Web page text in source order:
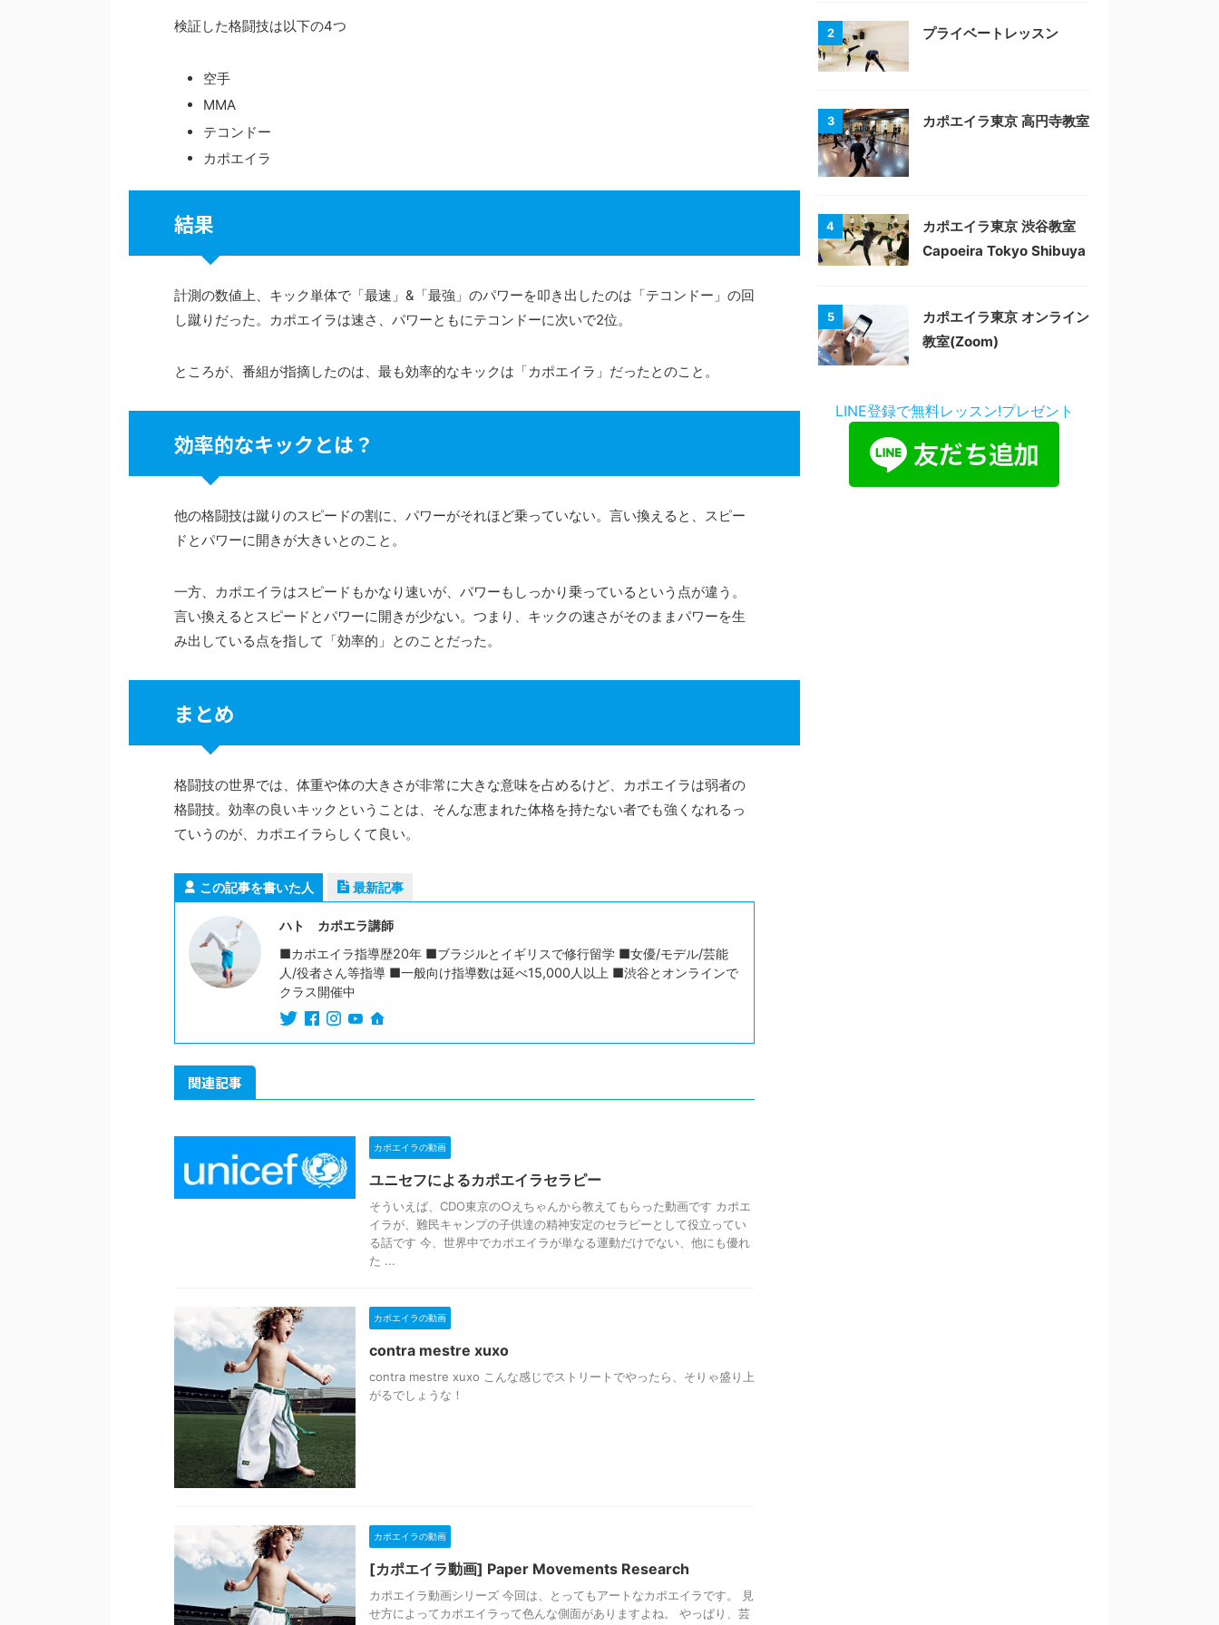
検証した格闘技は以下の4つ
空手
MMA
テコンドー
カポエイラ
結果
計測の数値上、キック単体で「最速」&「最強」のパワーを叩き出したのは「テコンドー」の回
し蹴りだった。カポエイラは速さ、パワーともにテコンドーに次いで2位。
ところが、番組が指摘したのは、最も効率的なキックは「カポエイラ」だったとのこと。
効率的なキックとは？
他の格闘技は蹴りのスピードの割に、パワーがそれほど乗っていない。言い換えると、スピー
ドとパワーに開きが大きいとのこと。
一方、カポエイラはスピードもかなり速いが、パワーもしっかり乗っているという点が違う。
言い換えるとスピードとパワーに開きが少ない。つまり、キックの速さがそのままパワーを生
み出している点を指して「効率的」とのことだった。
まとめ
格闘技の世界では、体重や体の大きさが非常に大きな意味を占めるけど、カポエイラは弱者の
格闘技。効率の良いキックということは、そんな恵まれた体格を持たない者でも強くなれるっ
ていうのが、カポエイラらしくて良い。
この記事を書いた人 最新記事
ハト カポエラ講師
■カポエイラ指導歴20年 ■ブラジルとイギリスで修行留学 ■女優/モデル/芸能
人/役者さん等指導 ■一般向け指導数は延べ15,000人以上 ■渋谷とオンラインで
クラス開催中
関連記事
カポエイラの動画
ユニセフによるカポエイラセラピー
そういえば、CDO東京の○えちゃんから教えてもらった動画です カポエ
イラが、難民キャンプの子供達の精神安定のセラピーとして役立ってい
る話です 今、世界中でカポエイラが単なる運動だけでない、他にも優れ
た ...
カポエイラの動画
contra mestre xuxo
contra mestre xuxo こんな感じでストリートでやったら、そりゃ盛り上
がるでしょうな！
カポエイラの動画
[カポエイラ動画] Paper Movements Research
カポエイラ動画シリーズ 今回は、とってもアートなカポエイラです。 見
せ方によってカポエイラって色んな側面がありますよね。 やっぱり、芸
2 プライベートレッスン
3 カポエイラ東京 高円寺教室
4
カポエイラ東京 渋谷教室
Capoeira Tokyo Shibuya
5
カポエイラ東京 オンライン
教室(Zoom)
LINE登録で無料レッスン!プレゼント